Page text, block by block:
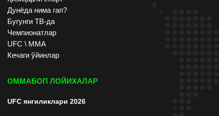
Дунёда нима гап?
Бугунги ТВ-да
Чемпионатлар
UFC \ ММА
Кечаги ўйинлар
ОММАБОП ЛОЙИХАЛАР
UFC янгиликлари 2026